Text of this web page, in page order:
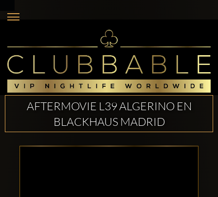
AFTERMOVIE L39 ALGERINO EN
BLACKHAUS MADRID